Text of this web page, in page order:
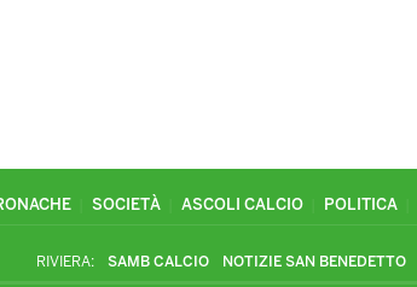
SOCIETÀ ASCOLI CALCIO POLITICA
RIVIERA: SAMB CALCIO NOTIZIE SAN BENEDETTO